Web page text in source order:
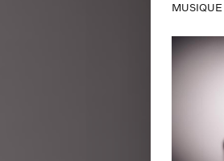
MUSIQUE